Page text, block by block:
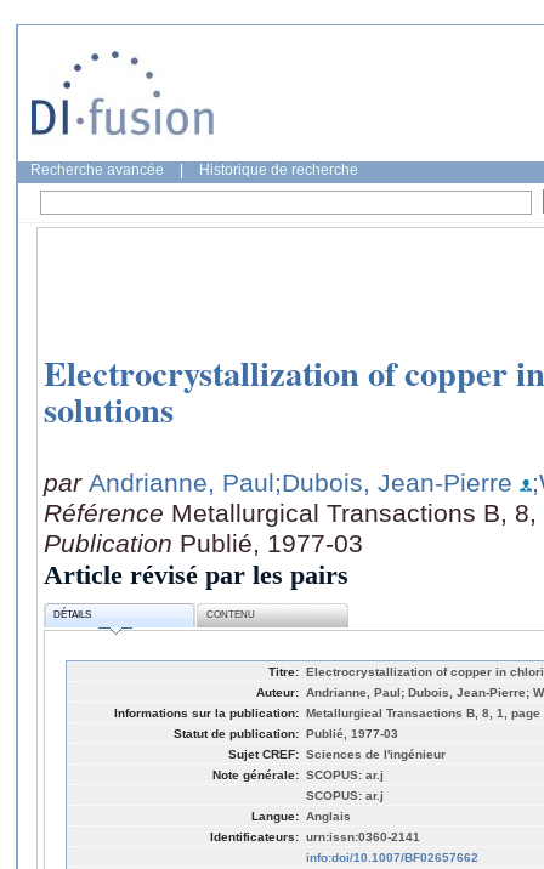
Recherche avancée Historique de recherche
Electrocrystallization of copper
solutions
par Andrianne, Paul;Dubois, Jean-Pierre
Référence Metallurgical Transactions B,
Publication Publié, 1977-03
Article révisé par les pairs
DÉTAILS CONTENU
Titre: Electrocrystallization of copper in
Auteur: Andrianne, Paul; Dubois, Jean-Pierre;
Informations sur la publication: Metallurgical Transactions B, 8, 1, page
Statut de publication: Publié, 1977-03
Sujet CREF: Sciences de l'ingénieur
Note générale: SCOPUS: ar.j
SCOPUS: ar.j
Langue: Anglais
Identificateurs: urn:issn:0360-2141
info:doi/10.1007/BF02657662